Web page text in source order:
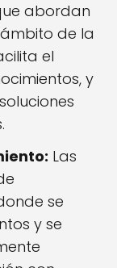
abordan
de la
el
y
Las
se
y se